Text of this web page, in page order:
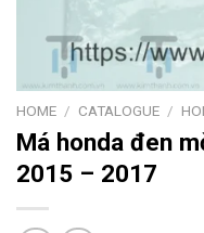
HOME / CATALOGUE /
Má honda đen
2015 – 2017